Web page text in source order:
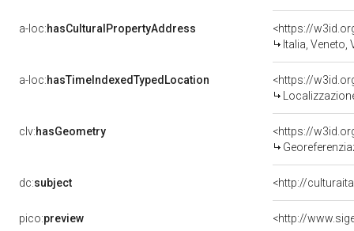
a-loc:hasCulturalPropertyAddress
<https://
Italia, Veneto,
a-loc:hasTimeIndexedTypedLocation
<https://
clv:hasGeometry
<https://
dc:subject <http://
pico:preview